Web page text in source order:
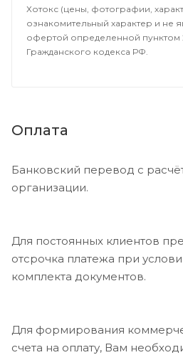
Хотокс (цены, фотографии,
ознакомительный характер и не
офертой определенной пунктом 2
Гражданского кодекса РФ.
Оплата
Банковский перевод с
организации.
Для постоянных клиентов
отсрочка платежа при
комплекта документов.
Для формирования
счета на оплату, Вам